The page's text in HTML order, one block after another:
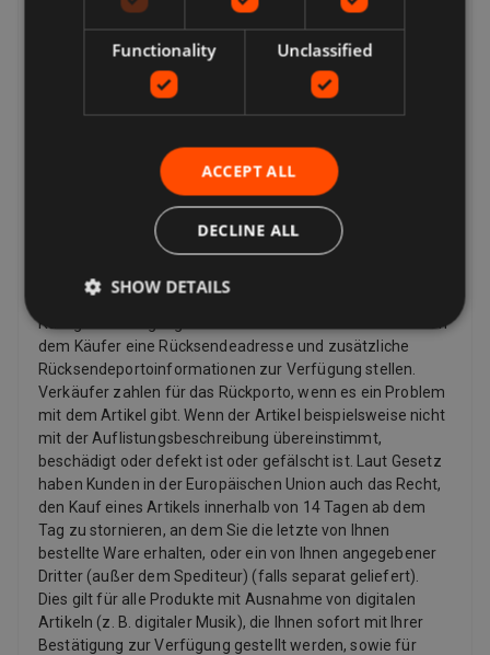
zurückgeben möchten und welche Rückgabebedingungen
der Verkäufer hat. Wenn der Artikel beschädigt ist oder
nicht mit der Auflistungsbeschreibung übereinstimmt,
können Sie ihn zurückgeben, auch wenn die
Rücksendungen akzeptiert. Wenn Sie Ihre Meinung
geändert haben und keinen Artikel mehr möchten, können
Sie dennoch eine Rücksendung anfordern, der Verkäufer
muss diese jedoch nicht akzeptieren. Wenn der Käufer
seine Meinung zu einem Kauf ändert und einen Artikel
zurückgeben möchte, muss er möglicherweise die
Rücksendekosten bezahlen, abhängig von den
Rückgabebedingungen des Verkäufers. Verkäufer können
dem Käufer eine Rücksendeadresse und zusätzliche
Rücksendeportoinformationen zur Verfügung stellen.
Verkäufer zahlen für das Rückporto, wenn es ein Problem
mit dem Artikel gibt. Wenn der Artikel beispielsweise nicht
mit der Auflistungsbeschreibung übereinstimmt,
beschädigt oder defekt ist oder gefälscht ist. Laut Gesetz
haben Kunden in der Europäischen Union auch das Recht,
den Kauf eines Artikels innerhalb von 14 Tagen ab dem
Tag zu stornieren, an dem Sie die letzte von Ihnen
bestellte Ware erhalten, oder ein von Ihnen angegebener
Dritter (außer dem Spediteur) (falls separat geliefert).
Dies gilt für alle Produkte mit Ausnahme von digitalen
Artikeln (z. B. digitaler Musik), die Ihnen sofort mit Ihrer
Bestätigung zur Verfügung gestellt werden, sowie für
Functionality Unclassified
ACCEPT ALL
DECLINE ALL
SHOW DETAILS